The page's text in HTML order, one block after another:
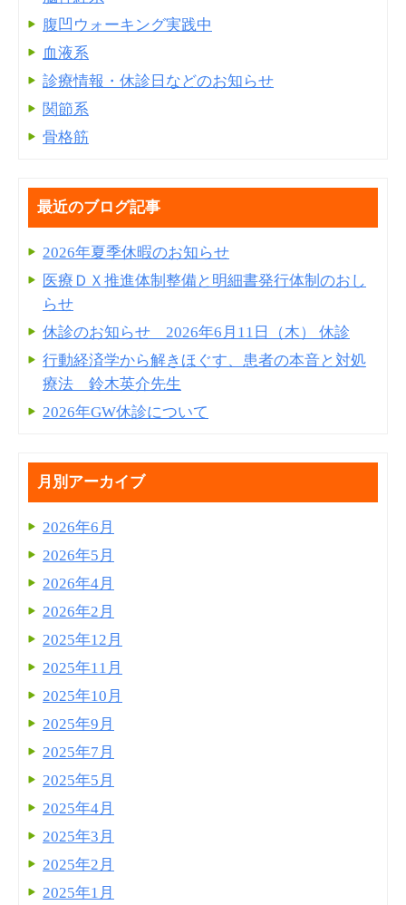
腹凹ウォーキング実践中
血液系
診療情報・休診日などのお知らせ
関節系
骨格筋
最近のブログ記事
2026年夏季休暇のお知らせ
医療ＤＸ推進体制整備と明細書発⾏体制のおし
らせ
休診のお知らせ 2026年6月11日（木） 休診
行動経済学から解きほぐす、患者の本音と対処
療法 鈴木英介先生
2026年GW休診について
月別アーカイブ
2026年6月
2026年5月
2026年4月
2026年2月
2025年12月
2025年11月
2025年10月
2025年9月
2025年7月
2025年5月
2025年4月
2025年3月
2025年2月
2025年1月